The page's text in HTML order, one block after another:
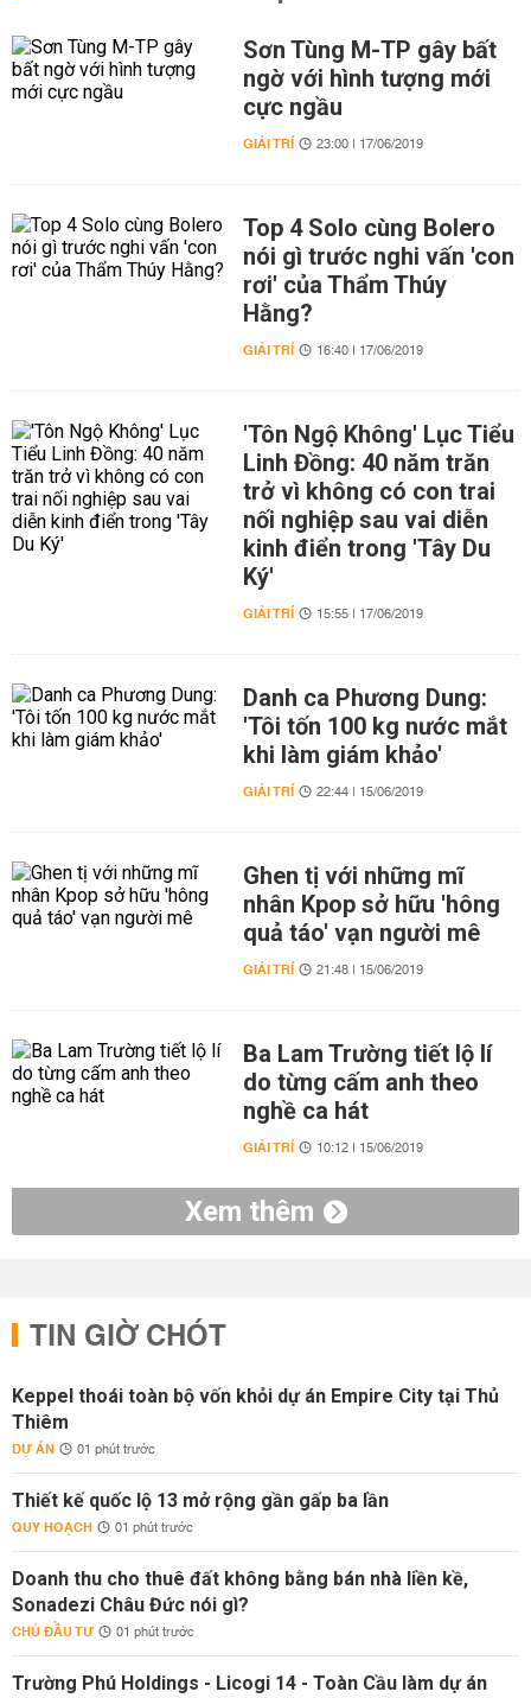
Sơn Tùng M-TP gây bất
ngờ với hình tượng mới
cực ngầu
GIẢI TRÍ 23:00 | 17/06/2019
Top 4 Solo cùng Bolero
nói gì trước nghi vấn 'con
rơi' của Thẩm Thúy
Hằng?
GIẢI TRÍ 16:40 | 17/06/2019
'Tôn Ngộ Không' Lục Tiểu
Linh Đồng: 40 năm trăn
trở vì không có con trai
nối nghiệp sau vai diễn
kinh điển trong 'Tây Du
Ký'
GIẢI TRÍ 15:55 | 17/06/2019
Danh ca Phương Dung:
'Tôi tốn 100 kg nước mắt
khi làm giám khảo'
GIẢI TRÍ 22:44 | 15/06/2019
Ghen tị với những mĩ
nhân Kpop sở hữu 'hông
quả táo' vạn người mê
GIẢI TRÍ 21:48 | 15/06/2019
Ba Lam Trường tiết lộ lí
do từng cấm anh theo
nghề ca hát
GIẢI TRÍ 10:12 | 15/06/2019
Xem thêm
TIN GIỜ CHÓT
Keppel thoái toàn bộ vốn khỏi dự án Empire City tại Thủ
Thiêm
DỰ ÁN 01 phút trước
Thiết kế quốc lộ 13 mở rộng gần gấp ba lần
QUY HOẠCH 01 phút trước
Doanh thu cho thuê đất không bằng bán nhà liền kề,
Sonadezi Châu Đức nói gì?
CHỦ ĐẦU TƯ 01 phút trước
Trường Phú Holdings - Licogi 14 - Toàn Cầu làm dự án